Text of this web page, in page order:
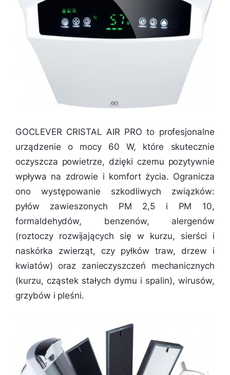
GOCLEVER CRISTAL AIR PRO to profesjonalne
urządzenie o mocy 60 W, które skutecznie
oczyszcza powietrze, dzięki czemu pozytywnie
wpływa na zdrowie i komfort życia. Ogranicza
ono występowanie szkodliwych związków:
pyłów zawieszonych PM 2,5 i PM 10,
formaldehydów, benzenów, alergenów
(roztoczy rozwijających się w kurzu, sierści i
naskórka zwierząt, czy pyłków traw, drzew i
kwiatów) oraz zanieczyszczeń mechanicznych
(kurzu, cząstek stałych dymu i spalin), wirusów,
grzybów i pleśni.